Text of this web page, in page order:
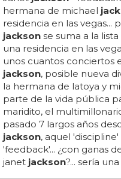
hermana de michael
residencia en las vegas...
jackson se suma a la
una residencia en las
unos cuantos conciertos
jackson, posible nueva
la hermana de latoya y
parte de la vida pública
maridito, el
pasado 7 largos años
jackson, aquel
'feedback'... ¿con ganas
janet jackson?... sería